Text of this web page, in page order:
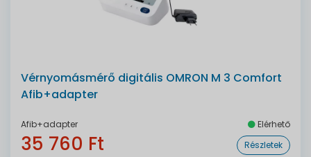
Vérnyomásmérő digitális OMRON M 3 Comfort
Afib+adapter
Afib+adapter Elérhető
35 760 Ft Részletek